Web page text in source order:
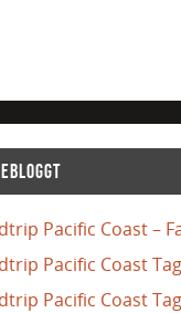
Pacific Coast –
Pacific Coast
Pacific Coast